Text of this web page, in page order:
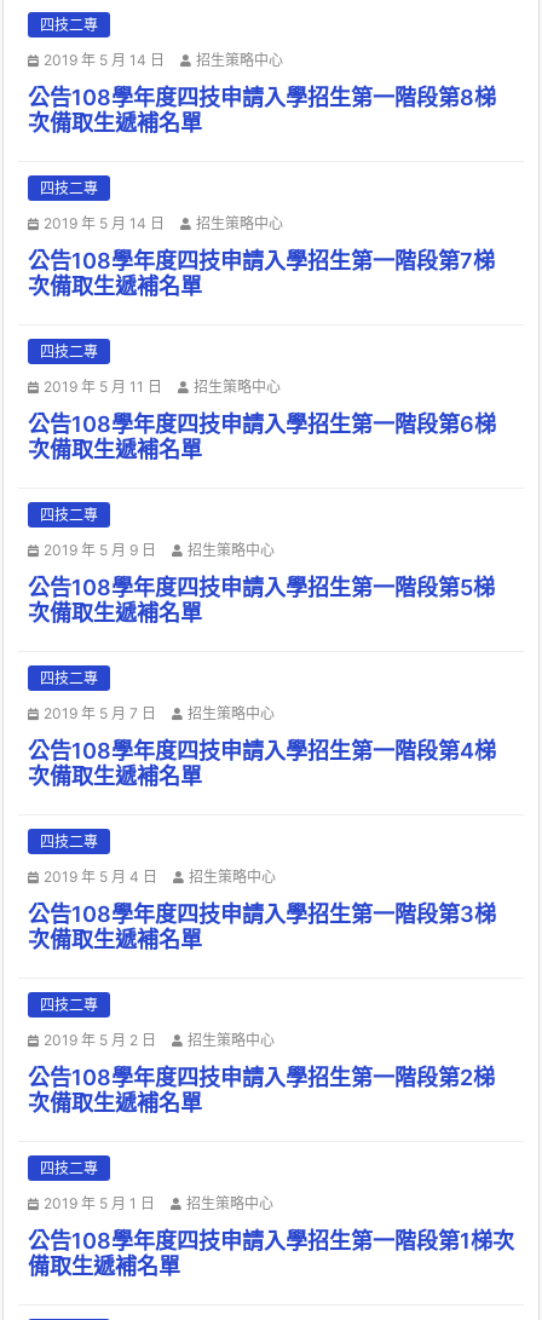
四技二專
2019 年 5 月 14 日
招生策略中心
公告108學年度四技申請入學招生第一階段第8梯
次備取生遞補名單
四技二專
2019 年 5 月 14 日
招生策略中心
公告108學年度四技申請入學招生第一階段第7梯
次備取生遞補名單
四技二專
2019 年 5 月 11 日
招生策略中心
公告108學年度四技申請入學招生第一階段第6梯
次備取生遞補名單
四技二專
2019 年 5 月 9 日
招生策略中心
公告108學年度四技申請入學招生第一階段第5梯
次備取生遞補名單
四技二專
2019 年 5 月 7 日
招生策略中心
公告108學年度四技申請入學招生第一階段第4梯
次備取生遞補名單
四技二專
2019 年 5 月 4 日
招生策略中心
公告108學年度四技申請入學招生第一階段第3梯
次備取生遞補名單
四技二專
2019 年 5 月 2 日
招生策略中心
公告108學年度四技申請入學招生第一階段第2梯
次備取生遞補名單
四技二專
2019 年 5 月 1 日
招生策略中心
公告108學年度四技申請入學招生第一階段第1梯次
備取生遞補名單